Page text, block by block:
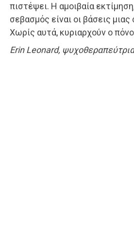
πιστέψει. Η αμοιβαία
σεβασμός είναι οι βάσεις
Χωρίς αυτά, κυριαρχούν ο
Erin Leonard, ψυχοθεραπεύτρια